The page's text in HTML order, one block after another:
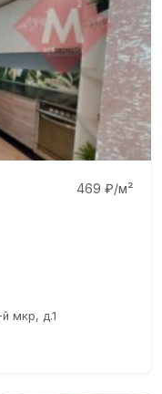
469 ₽/м²
мкр, д.1